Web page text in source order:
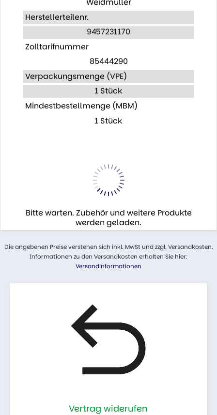
Weidmüller
Herstellerteilenr.
9457231170
Zolltarifnummer
85444290
Verpackungsmenge (VPE)
1 Stück
Mindestbestellmenge (MBM)
1 Stück
Bitte warten. Zubehör und weitere Produkte
werden geladen.
Die angebenen Preise verstehen sich inkl. MwSt und zzgl. Versandkosten.
Informationen zu den Versandkosten erhalten Sie hier:
Versandinformationen
Vertrag widerufen